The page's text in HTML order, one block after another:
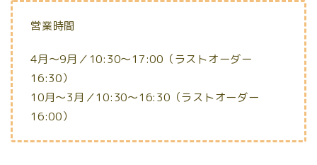
営業時間
4月～9月／10:30～17:00（ラストオーダー
16:30）
10月～3月／10:30～16:30（ラストオーダー
16:00）